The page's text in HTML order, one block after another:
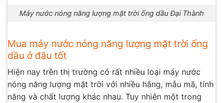
Máy nước nóng năng lượng mặt trời ống dầu Đại Thành
Mua máy nước nóng năng lượng mặt trời ống
dầu ở đâu tốt
Hiện nay trên thị trường có rất nhiều loại máy nước
nóng năng lượng mặt trời với nhiều hãng, mẫu mã, tính
năng và chất lượng khác nhau. Tuy nhiên một trong